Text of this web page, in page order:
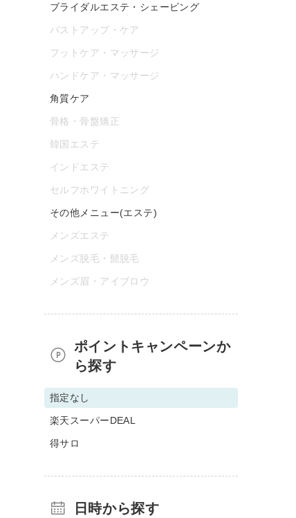
ブライダルエステ・シェービング
バストアップ・ケア
フットケア・マッサージ
ハンドケア・マッサージ
角質ケア
骨格・骨盤矯正
韓国エステ
インドエステ
セルフホワイトニング
その他メニュー(エステ)
メンズエステ
メンズ脱毛・髭脱毛
メンズ眉・アイブロウ
ポイントキャンペーンか
ら探す
指定なし
楽天スーパーDEAL
得サロ
日時から探す